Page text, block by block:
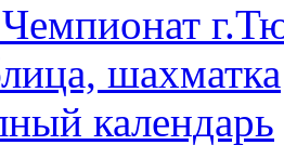
шахматка
календарь